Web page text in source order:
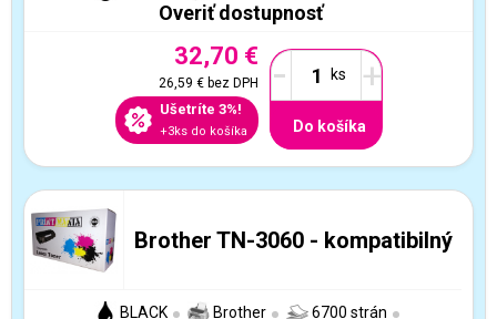
Overiť dostupnosť
32,70 €
26,59 €bez DPH
Ušetríte 3%!
+3ks do košíka
- +
Do košíka
Brother TN-3060 - kompatibilný
BLACK Brother 6700 strán